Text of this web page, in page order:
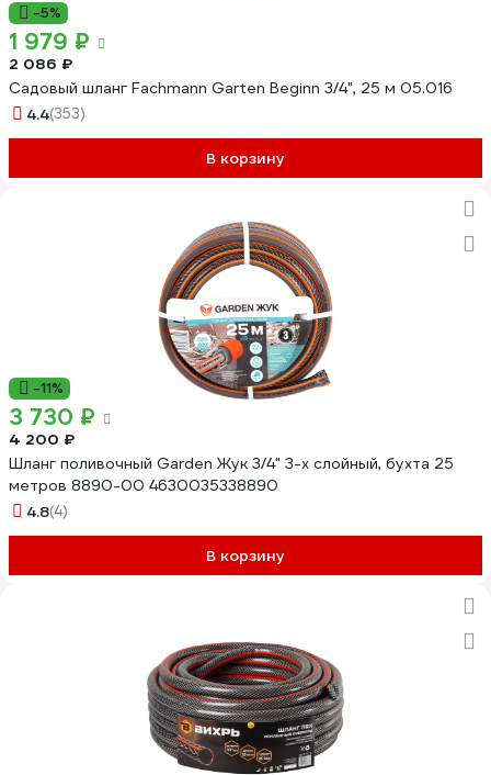
-5%
1 979 ₽
2 086 ₽
Садовый шланг Fachmann Garten Beginn 3/4", 25 м 05.016
4.4(353)
В корзину
-11%
3 730 ₽
4 200 ₽
Шланг поливочный Garden Жук 3/4" 3-х слойный, бухта 25
метров 8890-00 4630035338890
4.8(4)
В корзину